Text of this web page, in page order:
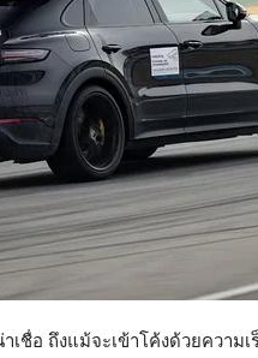
เชื่อ ถึงแม้จะเข้าโค้งด้วยควา